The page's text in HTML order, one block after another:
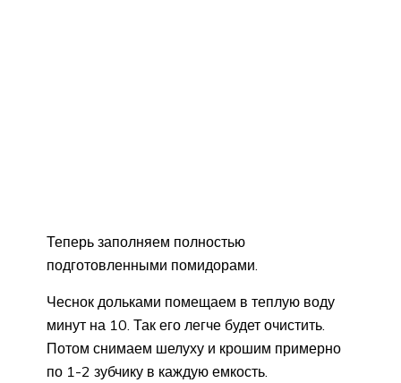
Теперь заполняем полностью
подготовленными помидорами.
Чеснок дольками помещаем в теплую воду
минут на 10. Так его легче будет очистить.
Потом снимаем шелуху и крошим примерно
по 1-2 зубчику в каждую емкость.